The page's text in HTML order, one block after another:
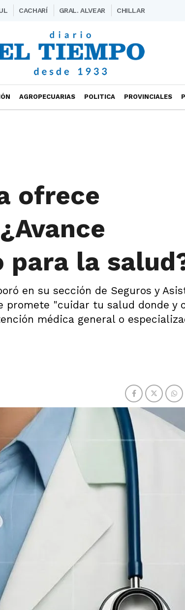
CACHARÍ GRAL. ALVEAR CHILLAR
AGROPECUARIAS POLITICA PROVINCIALES
ofrece
para la
en su sección de Seguros y
promete "cuidar tu salud donde y
médica general o